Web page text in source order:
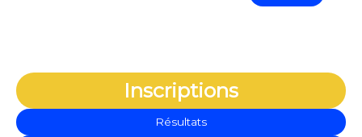
Inscriptions
Résultats